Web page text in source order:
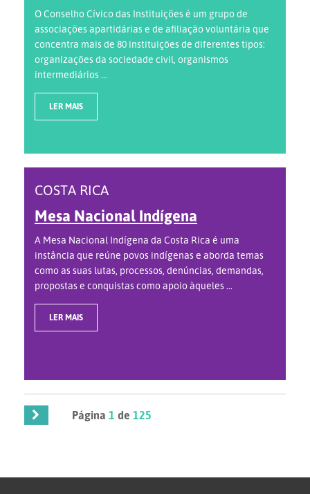
O Conselho Cívico das Instituições é um grupo de
associações apartidárias e de afiliação voluntária que
concentra mais de 80 instituições de diferentes tipos:
organizações da sociedade civil, organismos
intermediários ...
LER MAIS
COSTA RICA
Mesa Nacional Indígena
A Mesa Nacional Indígena da Costa Rica é uma
instância que reúne povos indígenas e aborda temas
como as suas lutas, processos, denúncias, demandas,
propostas e conquistas como apoio àqueles ...
LER MAIS
Página1 de125